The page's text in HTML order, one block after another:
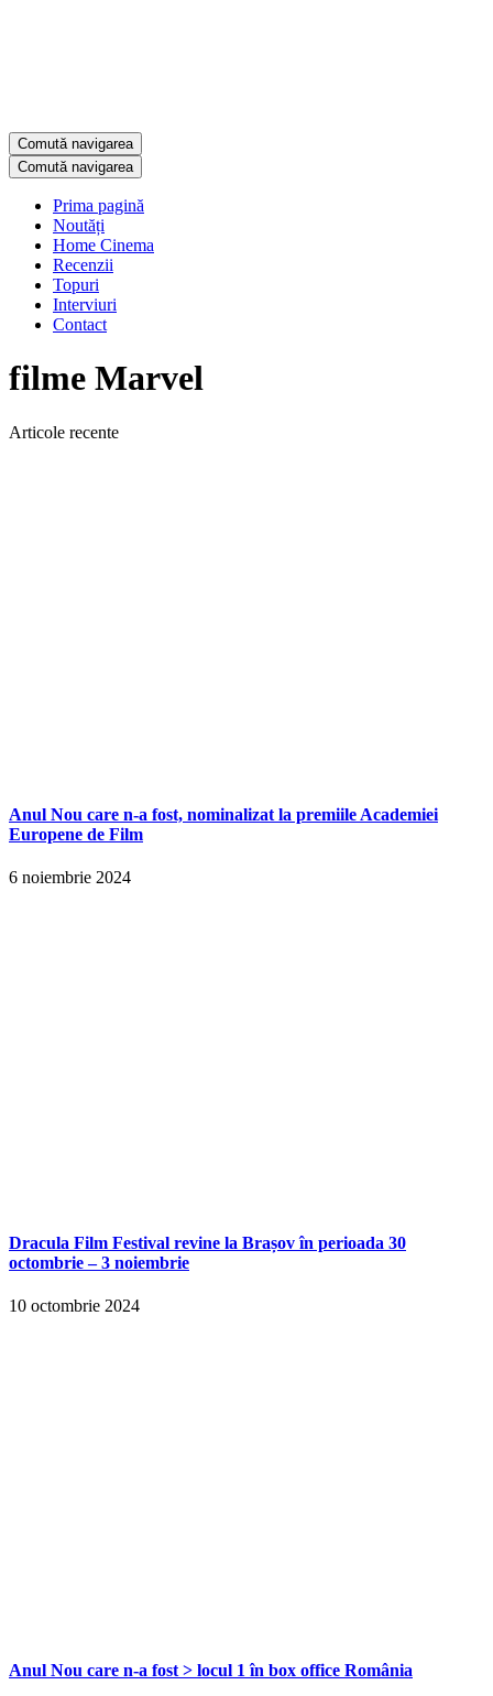
Comută navigarea
Comută navigarea
Prima pagină
Noutăți
Home Cinema
Recenzii
Topuri
Interviuri
Contact
filme Marvel
Articole recente
Anul Nou care n-a fost, nominalizat la premiile Academiei
Europene de Film
6 noiembrie 2024
Dracula Film Festival revine la Brașov în perioada 30
octombrie – 3 noiembrie
10 octombrie 2024
Anul Nou care n-a fost > locul 1 în box office România